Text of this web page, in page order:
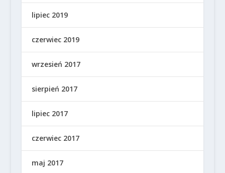
lipiec 2019
czerwiec 2019
wrzesień 2017
sierpień 2017
lipiec 2017
czerwiec 2017
maj 2017